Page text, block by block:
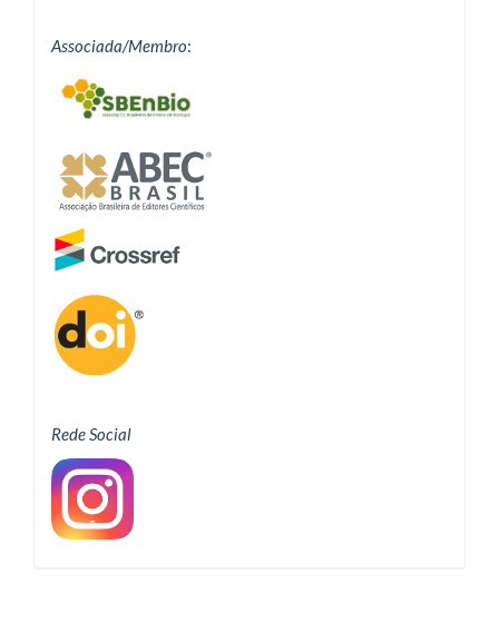
Associada/Membro:
Rede Social